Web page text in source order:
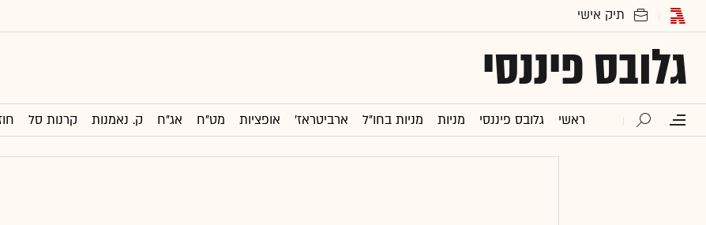
גלובס פיננסי
ראשי גלובס פיננסי מניות מניות בחו"ל ארביטראז' אופציות מט"ח אג"ח ק. נאמנות קרנות סל